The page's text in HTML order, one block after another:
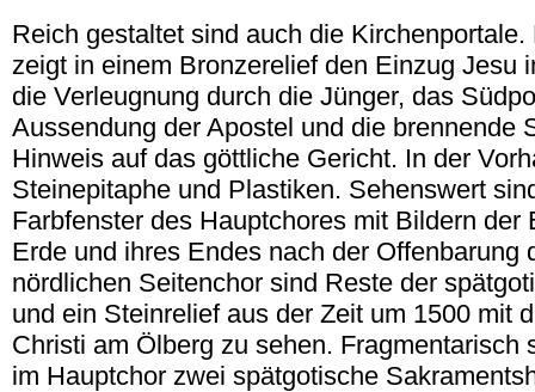
Reich gestaltet sind auch die Kirchenportale.
zeigt in einem Bronzerelief den Einzug Jesu
die Verleugnung durch die Jünger, das
Aussendung der Apostel und die brennende
Hinweis auf das göttliche Gericht. In der
Steinepitaphe und Plastiken. Sehenswert
Farbfenster des Hauptchores mit Bildern der
Erde und ihres Endes nach der Offenbarung
nördlichen Seitenchor sind Reste der
und ein Steinrelief aus der Zeit um 1500 mit
Christi am Ölberg zu sehen. Fragmentarisch
im Hauptchor zwei spätgotische